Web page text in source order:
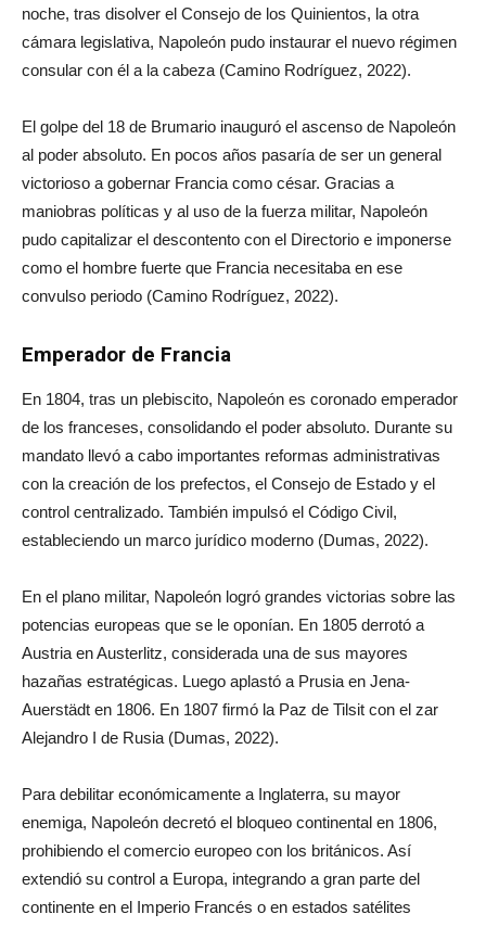
noche, tras disolver el Consejo de los Quinientos, la otra
cámara legislativa, Napoleón pudo instaurar el nuevo régimen
consular con él a la cabeza (Camino Rodríguez, 2022).
El golpe del 18 de Brumario inauguró el ascenso de Napoleón
al poder absoluto. En pocos años pasaría de ser un general
victorioso a gobernar Francia como césar. Gracias a
maniobras políticas y al uso de la fuerza militar, Napoleón
pudo capitalizar el descontento con el Directorio e imponerse
como el hombre fuerte que Francia necesitaba en ese
convulso periodo (Camino Rodríguez, 2022).
Emperador de Francia
En 1804, tras un plebiscito, Napoleón es coronado emperador
de los franceses, consolidando el poder absoluto. Durante su
mandato llevó a cabo importantes reformas administrativas
con la creación de los prefectos, el Consejo de Estado y el
control centralizado. También impulsó el Código Civil,
estableciendo un marco jurídico moderno (Dumas, 2022).
En el plano militar, Napoleón logró grandes victorias sobre las
potencias europeas que se le oponían. En 1805 derrotó a
Austria en Austerlitz, considerada una de sus mayores
hazañas estratégicas. Luego aplastó a Prusia en Jena-
Auerstädt en 1806. En 1807 firmó la Paz de Tilsit con el zar
Alejandro I de Rusia (Dumas, 2022).
Para debilitar económicamente a Inglaterra, su mayor
enemiga, Napoleón decretó el bloqueo continental en 1806,
prohibiendo el comercio europeo con los británicos. Así
extendió su control a Europa, integrando a gran parte del
continente en el Imperio Francés o en estados satélites